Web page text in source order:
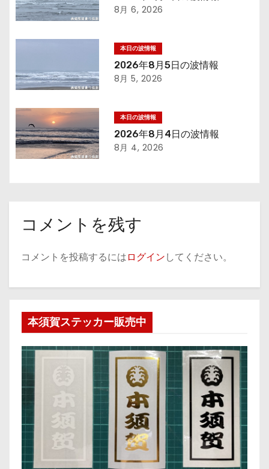
ー
シ
ン
8月 6, 2026
本日の波情報
2026年8月5日の波情報
8月 5, 2026
本日の波情報
2026年8月4日の波情報
8月 4, 2026
コメントを残す
コメントを投稿するにはログインしてください。
本須賀ステッカー販売中